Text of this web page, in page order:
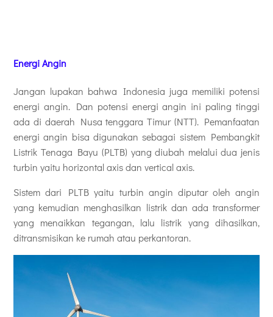
Energi Angin
Jangan lupakan bahwa Indonesia juga memiliki potensi
energi angin. Dan potensi energi angin ini paling tinggi
ada di daerah Nusa tenggara Timur (NTT). Pemanfaatan
energi angin bisa digunakan sebagai sistem Pembangkit
Listrik Tenaga Bayu (PLTB) yang diubah melalui dua jenis
turbin yaitu horizontal axis dan vertical axis.
Sistem dari PLTB yaitu turbin angin diputar oleh angin
yang kemudian menghasilkan listrik dan ada transformer
yang menaikkan tegangan, lalu listrik yang dihasilkan,
ditransmisikan ke rumah atau perkantoran.